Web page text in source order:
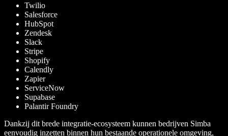
Twilio
Salesforce
HubSpot
Zendesk
Slack
Stripe
Shopify
Calendly
Zapier
ServiceNow
Supabase
Palantir Foundry
Dankzij dit brede integratie-ecosysteem kunnen bedrijven Simba
eenvoudig inzetten binnen hun bestaande operationele omgeving,